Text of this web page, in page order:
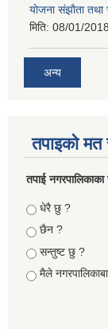
याेजना संझाैता
मिति: 08/01/
अन्य
तपाइको मत
तपा‌ई नगरपालिकाका
Choices
धेरै छु ?
छैन ?
सन्तुष्ट छु ?
मैले